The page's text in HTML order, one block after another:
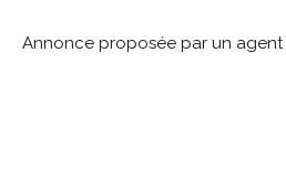
Annonce proposée par un agent